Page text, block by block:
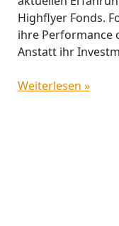
Highflyer Fonds.
ihre Performance
Anstatt ihr
Weiterlesen »